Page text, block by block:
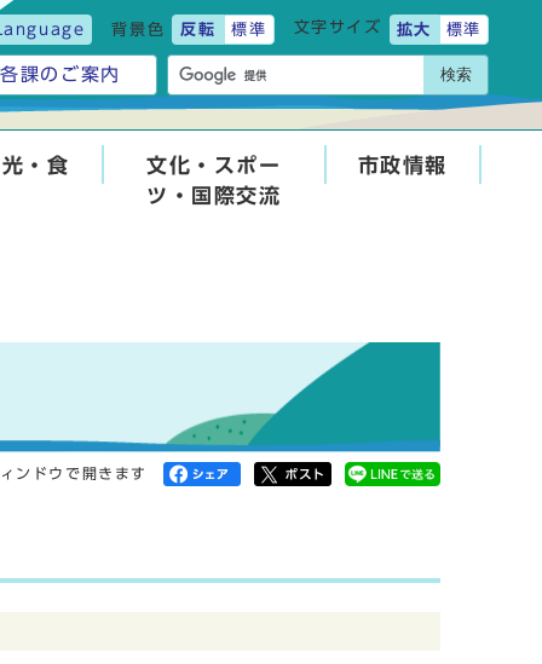
背景色 反転 標準 文字サイズ 拡大 標準
各課のご案内 検索
・食
文化・スポー
ツ・国際交流
市政情報
ンドウで開きます